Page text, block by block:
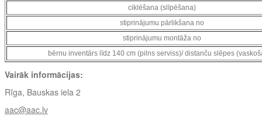
ciklēšana (slīpēšana)
stiprinājumu pārlikšana no
stiprinājumu montāža no
bērnu inventārs līdz 140 cm (pilns serviss)/ distanču slēpes
Vairāk informācijas:
Rīga, Bauskas iela 2
aac@aac.lv